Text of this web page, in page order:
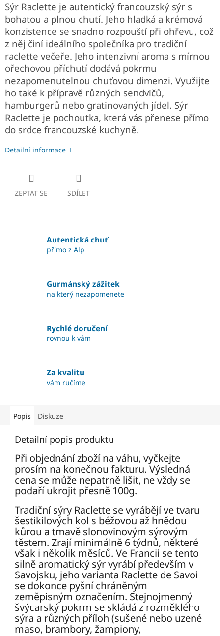
Sýr Raclette je autentický francouzský sýr s
bohatou a plnou chutí. Jeho hladká a krémová
konzistence se snadno rozpouští při ohřevu, což
z něj činí ideálního společníka pro tradiční
raclette večeře. Jeho intenzivní aroma s mírnou
ořechovou příchutí dodává pokrmu
nezapomenutelnou chuťovou dimenzi. Využijte
ho také k přípravě různých sendvičů,
hamburgerů nebo gratinovaných jídel. Sýr
Raclette je pochoutka, která vás přenese přímo
do srdce francouzské kuchyně.
Detailní informace
ZEPTAT SE SDÍLET
Autentická chuť
přímo z Alp
Gurmánský zážitek
na který nezapomenete
Rychlé doručení
rovnou k vám
Za kvalitu
vám ručíme
Popis Diskuze
Detailní popis produktu
Při objednání zboží na váhu, vyčkejte
prosím na konečnou fakturu. Výsledná
cena se může nepatrně lišit, ne vždy se
podaří ukrojit přesně 100g.
Tradiční sýry Raclette se vyrábějí ve tvaru
šestikilových kol s béžovou až hnědou
kůrou a tmavě slonovinovým sýrovým
těstem. Zrají minimálně 6 týdnů, některé
však i několik měsíců. Ve Francii se tento
silně aromatický sýr vyrábí především v
Savojsku, jeho varianta Raclette de Savoi
se dokonce pyšní chráněným
zeměpisným označením. Stejnojmenný
švýcarský pokrm se skládá z rozměklého
sýra a různých příloh (sušené nebo uzené
maso, brambory, žampiony,